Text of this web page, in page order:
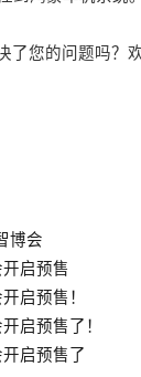
您的问题吗？
博会
启预售
启预售！
启预售了！
启预售了